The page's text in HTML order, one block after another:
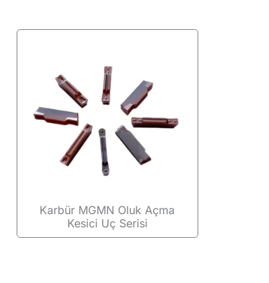
Karbür MGMN Oluk Açma
Kesici Uç Serisi